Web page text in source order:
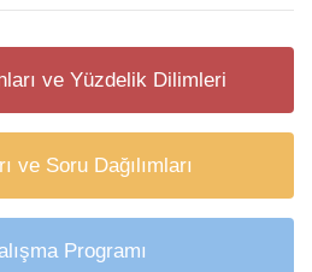
ve Yüzdelik Dilimleri
ve Soru Dağılımları
Programı